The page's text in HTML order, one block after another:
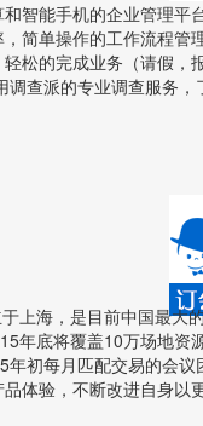
智能手机的企业管理
简单操作的工作流程
松的完成业务（请假
调查派的专业调查服务
上海，是目前中国最大
年底将覆盖10万场地资
年初每月匹配交易的会
体验，不断改进自身以